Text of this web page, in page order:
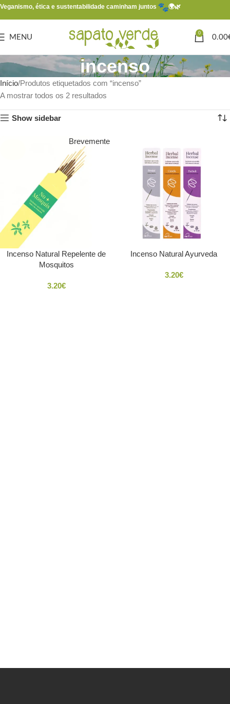
Veganismo, ética e sustentabilidade caminham juntos 🌍🌿
MENU
0
0.00
incenso
Início Produtos etiquetados com “incenso”
A mostrar todos os 2 resultados
Show sidebar
Brevemente
Incenso Natural Repelente de
Mosquitos
3.20€
Incenso Natural Ayurveda
3.20€